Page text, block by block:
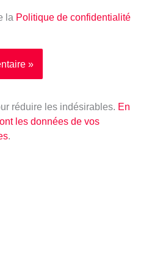
la Politique de confidentialité
réduire les indésirables. En
les données de vos
.